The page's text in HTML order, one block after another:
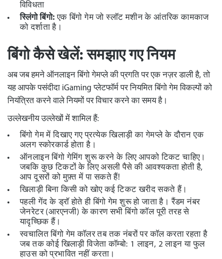
विविधता
स्लिंगो बिंगो: एक बिंगो गेम जो स्लॉट मशीन के आंतरिक कामकाज
को दर्शाता है।
बिंगो कैसे खेलें: समझाए गए नियम
अब जब हमने ऑनलाइन बिंगो गेमप्ले की प्रगति पर एक नज़र डाली है, तो
यह आपके पसंदीदा iGaming प्लेटफॉर्म पर नियमित बिंगो गेम विकल्पों को
नियंत्रित करने वाले नियमों पर विचार करने का समय है।
उल्लेखनीय उल्लेखों में शामिल हैं:
बिंगो गेम में दिखाए गए प्रत्येक खिलाड़ी का गेमप्ले के दौरान एक
अलग स्कोरकार्ड होता है।
ऑनलाइन बिंगो गेमिंग शुरू करने के लिए आपको टिकट चाहिए।
जबकि कुछ टिकटों के लिएअसली पैसेकी आवश्यकता होती है,
आप दूसरों को मुफ़्त में पा सकते हैं!
खिलाड़ी बिना किसी को खोए कई टिकट खरीद सकते हैं।
पहली गेंद के ड्रॉ होते ही बिंगो गेम शुरू हो जाता है। रैंडम नंबर
जेनरेटर (आरएनजी) के कारण सभी बिंगो कॉल पूरी तरह से
यादृच्छिक हैं।
स्वचालित बिंगो गेम कॉलर तब तक नंबरों पर कॉल करता रहता है
जब तक कोई खिलाड़ी विजेता कॉम्बो: 1 लाइन, 2 लाइन या फुल
हाउस को प्रभावित नहीं करता।